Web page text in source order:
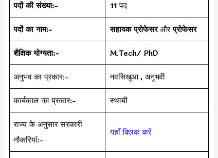
पदों की संख्या:- 11 पद
पदों का नाम:- सहायक प्रोफेसर औरप्रोफेसर
शैक्षिक योग्यता:- M.Tech/ PhD
अनुभव का प्रकार:- नवसिखुआ , अनुभवी
कार्यकाल का प्रकार:- स्थायी
राज्य के अनुसार सरकारी
नौकरियां:-
यहाँ क्लिक करें